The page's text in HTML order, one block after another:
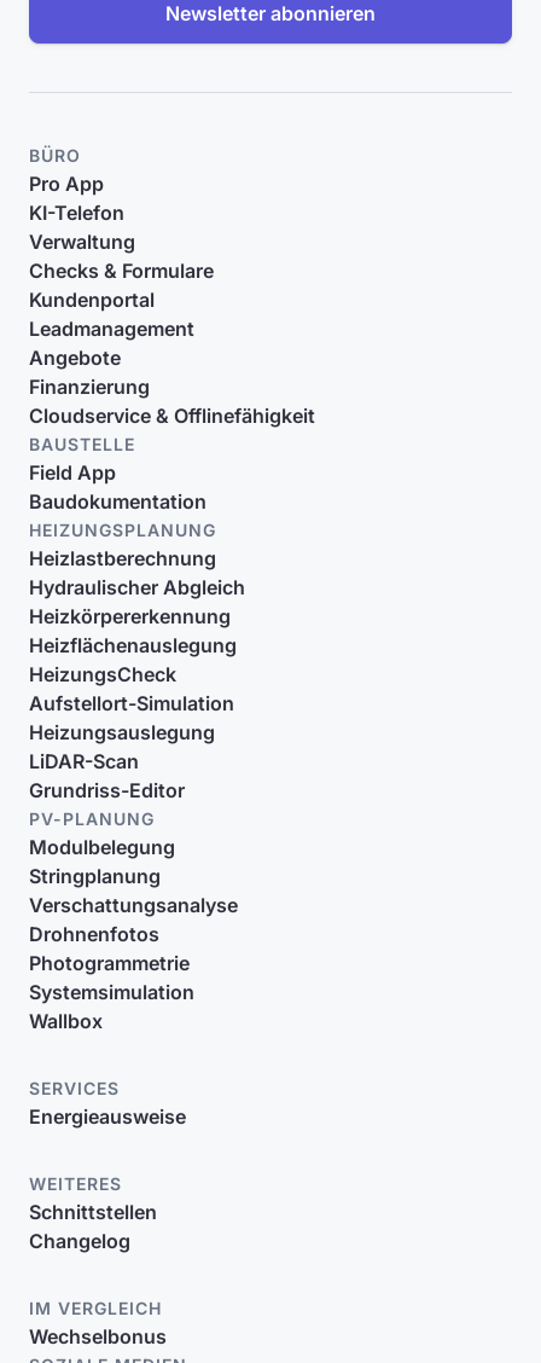
Newsletter abonnieren
BÜRO
Pro App
KI-Telefon
Verwaltung
Checks & Formulare
Kundenportal
Leadmanagement
Angebote
Finanzierung
Cloudservice & Offlinefähigkeit
BAUSTELLE
Field App
Baudokumentation
HEIZUNGSPLANUNG
Heizlastberechnung
Hydraulischer Abgleich
Heizkörpererkennung
Heizflächenauslegung
HeizungsCheck
Aufstellort-Simulation
Heizungsauslegung
LiDAR-Scan
Grundriss-Editor
PV-PLANUNG
Modulbelegung
Stringplanung
Verschattungsanalyse
Drohnenfotos
Photogrammetrie
Systemsimulation
Wallbox
SERVICES
Energieausweise
WEITERES
Schnittstellen
Changelog
IM VERGLEICH
Wechselbonus